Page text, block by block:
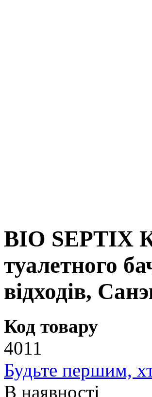
BIO
туалетного
відходів,
Код товару
4011
Будьте першим,
В наявності